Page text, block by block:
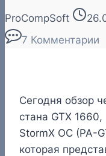
ProCompSoft
7 Комментарии
Сегодня обзор
стана GTX
StormX OC (PA-
которая